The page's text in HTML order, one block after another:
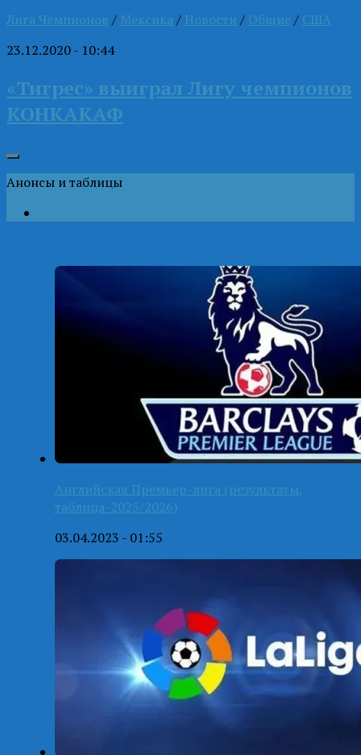
Лига Чемпионов / Мексика / Новости / Общие / США
23.12.2020 - 10:44
«Тигрес» выиграл Лигу чемпионов
КОНКАКАФ
Анонсы и таблицы
Английская Премьер-лига (результаты,
таблица-2025/2026)
03.04.2023 - 01:55